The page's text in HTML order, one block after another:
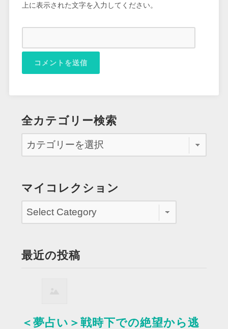
上に表示された文字を入力してください。
全カテゴリー検索
マイコレクション
最近の投稿
＜夢占い＞戦時下での絶望から逃